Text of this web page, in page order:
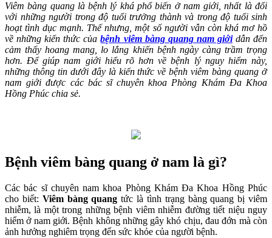
Viêm bàng quang là bệnh lý khá phổ biến ở nam giới, nhất là đối
với những người trong độ tuổi trưởng thành và trong độ tuổi sinh
hoạt tình dục mạnh. Thế nhưng, một số người vẫn còn khá mơ hồ
về những kiến thức củabệnh viêm bàng quang nam giớidẫn đến
cảm thấy hoang mang, lo lắng khiến bệnh ngày càng trầm trọng
hơn. Để giúp nam giới hiểu rõ hơn về bệnh lý nguy hiểm này,
những thông tin dưới đây là kiến thức về bệnh viêm bàng quang ở
nam giới được các bác sĩ chuyên khoa Phòng Khám Đa Khoa
Hồng Phúc chia sẻ.
Bệnh viêm bàng quang ở nam là gì?
Các bác sĩ chuyên nam khoa Phòng Khám Đa Khoa Hồng Phúc
cho biết: Viêm bàng quang tức là tình trạng bàng quang bị viêm
nhiễm, là một trong những bệnh viêm nhiễm đường tiết niệu nguy
hiểm ở nam giới. Bệnh không những gây khó chịu, đau đớn mà còn
ảnh hưởng nghiêm trọng đến sức khỏe của người bệnh.